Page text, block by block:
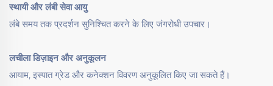
स्थायी और लंबी सेवा आयु
लंबे समय तक प्रदर्शन सुनिश्चित करने के लिए जंगरोधी उपचार।
लचीला डिज़ाइन और अनुकूलन
आयाम, इस्पात ग्रेड और कनेक्शन विवरण अनुकूलित किए जा सकते हैं।